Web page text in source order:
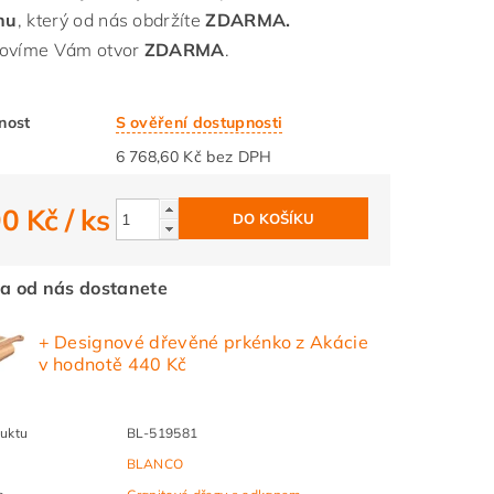
, který od nás obdržíteZDARMA.
Vám otvor ZDARMA.
S ověření dostupnosti
6 768,60 Kč bez DPH
Kč/ ks
od nás dostanete
+ Designové dřevěné prkénko z Akácie
v hodnotě 440 Kč
BL-519581
BLANCO